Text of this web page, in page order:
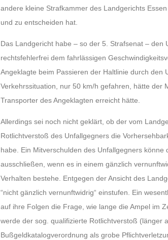
andere kleine Strafkammer des Landgerichts
und zu entscheiden hat.
Das Landgericht habe – so der 5. Strafsenat – den
rechtsfehlerfrei dem fahrlässigen
Angeklagte beim Passieren der Haltlinie durch den
Verkehrssituation, nur 50 km/h gefahren, hätte der
Transporter des Angeklagten erreicht hätte.
Allerdings sei noch nicht geklärt, ob der vom
Rotlichtverstoß des Unfallgegners die
habe. Ein Mitverschulden des Unfallgegners
ausschließen, wenn es in einem gänzlich
Verhalten bestehe. Entgegen der Ansicht des
“nicht gänzlich vernunftwidrig“ einstufen. Ein
auf ihre Folgen die Frage, wie lange die Ampel im
werde der sog. qualifizierte Rotlichtverstoß (länger
Bußgeldkatalogverordnung als grobe